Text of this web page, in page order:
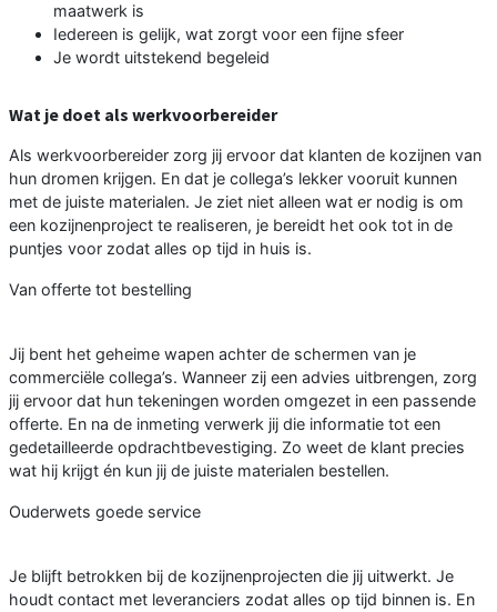
maatwerk is
Iedereen is gelijk, wat zorgt voor een fijne sfeer
Je wordt uitstekend begeleid
Wat je doet als werkvoorbereider
Als werkvoorbereider zorg jij ervoor dat klanten de kozijnen van
hun dromen krijgen. En dat je collega’s lekker vooruit kunnen
met de juiste materialen. Je ziet niet alleen wat er nodig is om
een kozijnenproject te realiseren, je bereidt het ook tot in de
puntjes voor zodat alles op tijd in huis is.
Van offerte tot bestelling
Jij bent het geheime wapen achter de schermen van je
commerciële collega’s. Wanneer zij een advies uitbrengen, zorg
jij ervoor dat hun tekeningen worden omgezet in een passende
offerte. En na de inmeting verwerk jij die informatie tot een
gedetailleerde opdrachtbevestiging. Zo weet de klant precies
wat hij krijgt én kun jij de juiste materialen bestellen.
Ouderwets goede service
Je blijft betrokken bij de kozijnenprojecten die jij uitwerkt. Je
houdt contact met leveranciers zodat alles op tijd binnen is. En